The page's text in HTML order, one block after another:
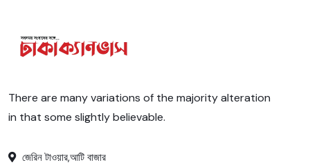
There are many variations of the majority alteration
in that some slightly believable.
জেরিন টাওয়ার,আটি বাজার